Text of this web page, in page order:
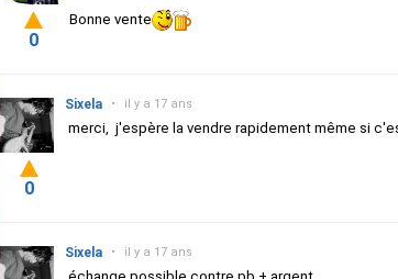
Bonne vente
0
Sixela • il y a 17 ans
merci, j'espère la vendre rapidement même si
0
Sixela • il y a 17 ans